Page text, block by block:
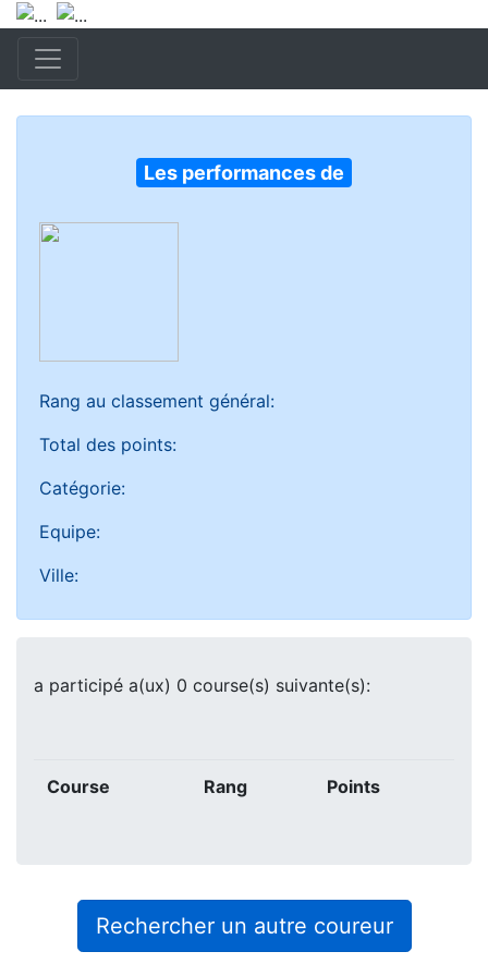
Les performances de
Rang au classement général:
Total des points:
Catégorie:
Equipe:
Ville:
a participé a(ux) 0 course(s) suivante(s):
Course Rang Points
Rechercher un autre coureur